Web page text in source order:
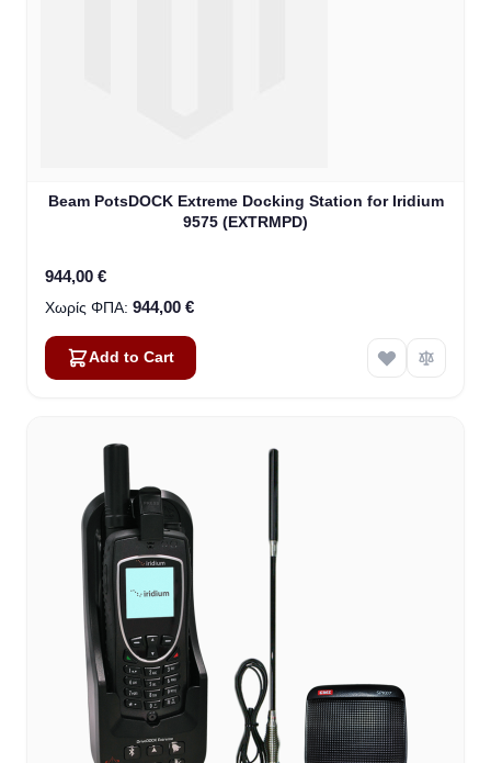
Beam PotsDOCK Extreme Docking Station for Iridium
9575 (EXTRMPD)
944,00 €
944,00 €
Add to Cart